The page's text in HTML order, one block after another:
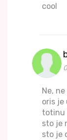
cool
Ne,
oris je
totinu
sto je
sto je